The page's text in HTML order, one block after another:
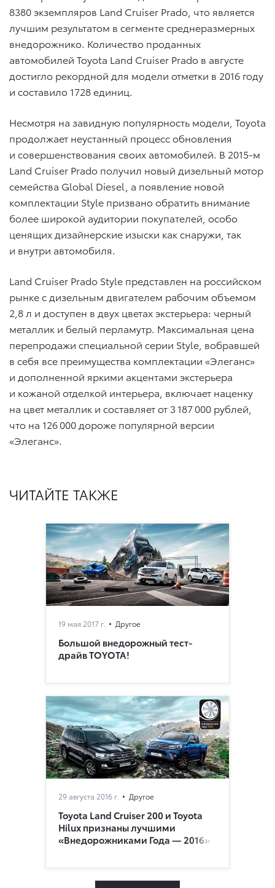
8380 экземпляров Land Cruiser Prado, что является
лучшим результатом в сегменте среднеразмерных
внедорожнико. Количество проданных
автомобилей Toyota Land Cruiser Prado в августе
достигло рекордной для модели отметки в 2016 году
и составило 1728 единиц.
Несмотря на завидную популярность модели, Toyota
продолжает неустанный процесс обновления
и совершенствования своих автомобилей. В 2015-м
Land Cruiser Prado получил новый дизельный мотор
семейства Global Diesel, а появление новой
комплектации Style призвано обратить внимание
более широкой аудитории покупателей, особо
ценящих дизайнерские изыски как снаружи, так
и внутри автомобиля.
Land Cruiser Prado Style представлен на российском
рынке с дизельным двигателем рабочим объемом
2,8 л и доступен в двух цветах экстерьера: черный
металлик и белый перламутр. Максимальная цена
перепродажи специальной серии Style, вобравшей
в себя все преимущества комплектации «Элеганс»
и дополненной яркими акцентами экстерьера
и кожаной отделкой интерьера, включает наценку
на цвет металлик и составляет от 3 187 000 рублей,
что на 126 000 дороже популярной версии
«Элеганс».
ЧИТАЙТЕ ТАКЖЕ
19 мая 2017 г. Другое
Большой внедорожный тест-
драйв TOYOTA!
29 августа 2016 г. Другое
Toyota Land Cruiser 200 и Toyota
Hilux признаны лучшими
«Внедорожниками Года — 2016»